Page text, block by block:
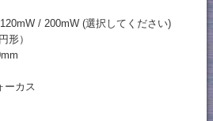
/ 200mW (選択してください)
形）
ーカス